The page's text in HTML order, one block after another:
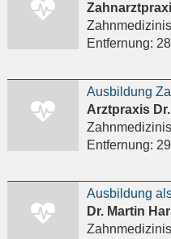
Entfernung:
Arztpraxis
Entfernung:
Dr. Martin